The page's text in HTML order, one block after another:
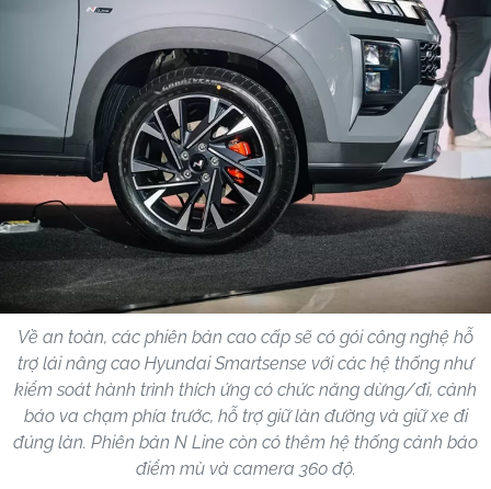
Về an toàn, các phiên bản cao cấp sẽ có gói công nghệ hỗ
trợ lái nâng cao Hyundai Smartsense với các hệ thống như
kiểm soát hành trình thích ứng có chức năng dừng/đi, cảnh
báo va chạm phía trước, hỗ trợ giữ làn đường và giữ xe đi
đúng làn. Phiên bản N Line còn có thêm hệ thống cảnh báo
điểm mù và camera 360 độ.